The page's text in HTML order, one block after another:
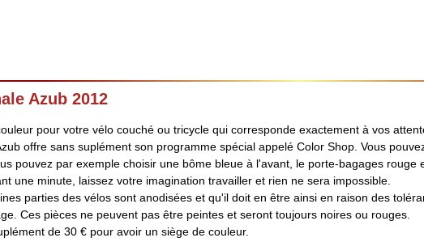
Azub 2012
pour votre vélo couché ou tricycle qui corresponde exactement à vos
offre sans suplément son programme spécial appelé Color Shop. Vous
pouvez par exemple choisir une bôme bleue à l'avant, le porte-bagages rouge
une minute, laissez votre imagination travailler et rien ne sera impossible.
parties des vélos sont anodisées et qu'il doit en être ainsi en raison des
Ces pièces ne peuvent pas être peintes et seront toujours noires ou rouges.
de 30 € pour avoir un siège de couleur.